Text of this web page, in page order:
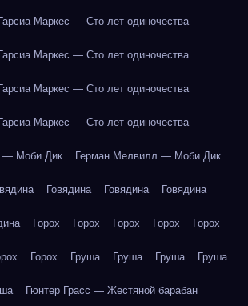
Маркес — Сто лет одиночества
Маркес — Сто лет одиночества
Маркес — Сто лет одиночества
Маркес — Сто лет одиночества
— Моби Дик Герман Мелвилл — Моби Дик
Говядина Говядина Говядина
Горох Горох Горох Горох Горох
Горох Груша Груша Груша Груша
Гюнтер Грасс — Жестяной барабан